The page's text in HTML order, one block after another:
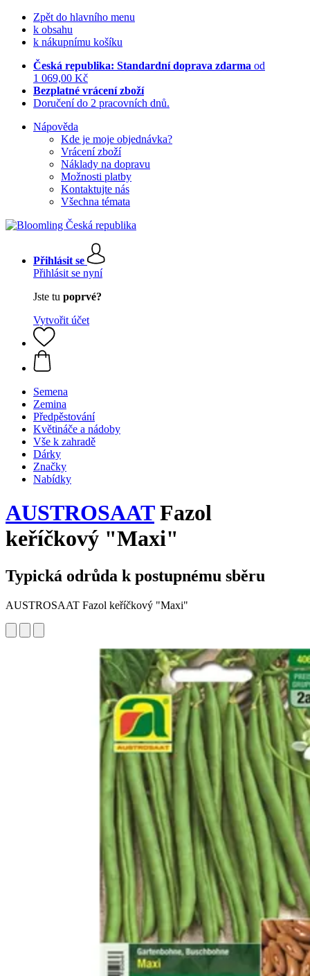
Zpět do hlavního menu
k obsahu
k nákupnímu košíku
Česká republika: Standardní doprava zdarma od
1 069,00 Kč
Bezplatné vrácení zboží
Doručení do 2 pracovních dnů.
Nápověda
Kde je moje objednávka?
Vrácení zboží
Náklady na dopravu
Možnosti platby
Kontaktujte nás
Všechna témata
Přihlásit se
Přihlásit se nyní
Jste tu poprvé?
Vytvořit účet
Semena
Zemina
Předpěstování
Květináče a nádoby
Vše k zahradě
Dárky
Značky
Nabídky
AUSTROSAATFazol
keříčkový "Maxi"
Typická odrůda k postupnému sběru
AUSTROSAAT Fazol keříčkový "Maxi"